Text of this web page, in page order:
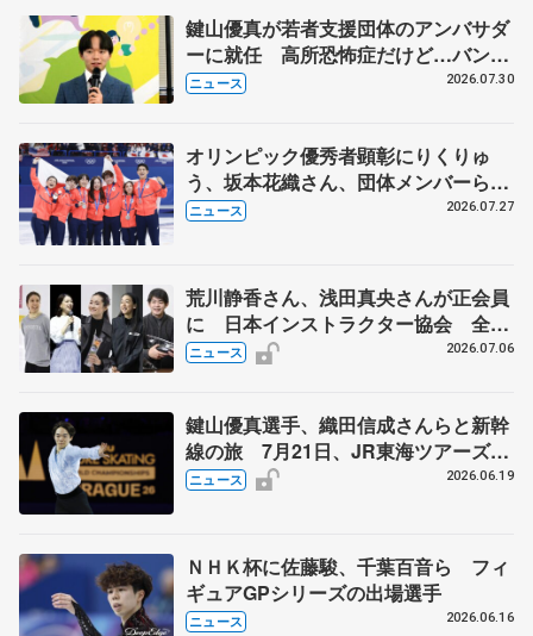
鍵山優真が若者支援団体のアンバサダ
ーに就任 高所恐怖症だけど…バンジ
ージャンプに挑戦も？
ニュース 2026.07.30
オリンピック優秀者顕彰にりくりゅ
う、坂本花織さん、団体メンバーら
8月7日に文科省が表彰式、ブルーノ・
ニュース 2026.07.27
荒川静香さん、浅田真央さんが正会員
に 日本インストラクター協会 全日
本フィギュアなどでのコーチ資格へ新
ニュース 2026.07.06
鍵山優真選手、織田信成さんらと新幹
線の旅 7月21日、JR東海ツアーズが
「THE REVUE ON SHINKANSEN」
ニュース 2026.06.19
ＮＨＫ杯に佐藤駿、千葉百音ら フィ
ギュアGPシリーズの出場選手
ニュース 2026.06.16